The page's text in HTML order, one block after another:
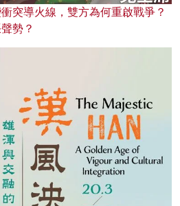
突導火線，雙方為何重啟戰爭？
勢？